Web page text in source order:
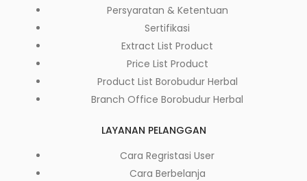
Persyaratan & Ketentuan
Sertifikasi
Extract List Product
Price List Product
Product List Borobudur Herbal
Branch Office Borobudur Herbal
LAYANAN PELANGGAN
Cara Regristasi User
Cara Berbelanja